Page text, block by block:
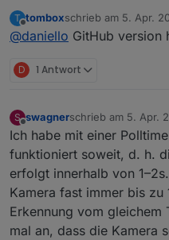
T
Offline
tomboxschrieb am 5. Apr.
zuletzt editiert von
@daniello GitHub version
D 1 Antwort
S
Offline
swagnerschrieb am 5. Apr.
zuletzt editiert von
Ich habe mit einer
funktioniert soweit, d. h.
erfolgt innerhalb von
Kamera fast immer bis zu
Erkennung vom gleichem
mal an, dass die Kamera